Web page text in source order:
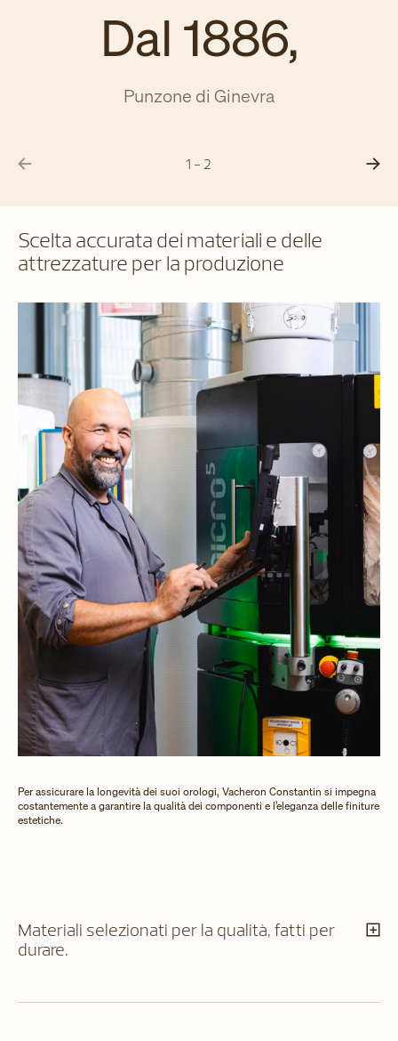
Dal 1886,
Punzone di Ginevra
1 - 2
Scelta accurata dei materiali e delle
attrezzature per la produzione
Per assicurare la longevità dei suoi orologi, Vacheron Constantin si impegna
costantemente a garantire la qualità dei componenti e l’eleganza delle finiture
estetiche.
Materiali selezionati per la qualità, fatti per
durare.